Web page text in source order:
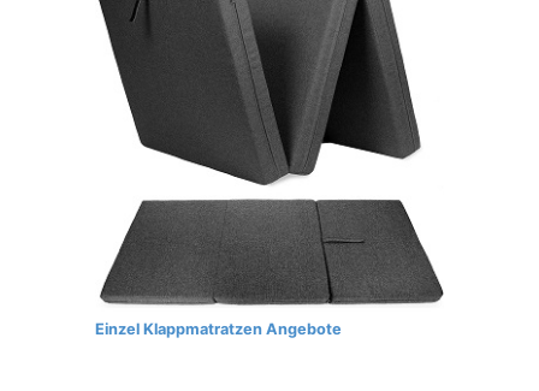
Einzel Klappmatratzen Angebote